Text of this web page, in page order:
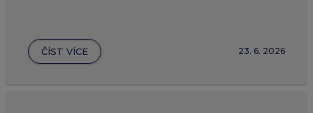
ČÍST VÍCE 23. 6. 2026